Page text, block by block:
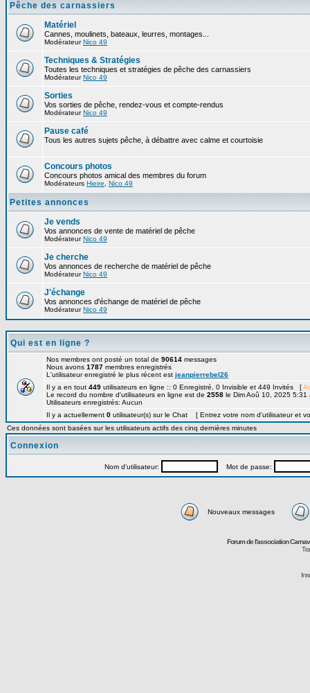
Pêche des carnassiers
Matériel
Cannes, moulinets, bateaux, leurres, montages...
ModérateurNico 49
Techniques & Stratégies
Toutes les techniques et stratégies de pêche des carnassiers
ModérateurNico 49
Sorties
Vos sorties de pêche, rendez-vous et compte-rendus
ModérateurNico 49
Pause café
Tous les autres sujets pêche, à débattre avec calme et courtoisie
Concours photos
Concours photos amical des membres du forum
Modérateurs Hieire Nico 49
Petites annonces
Je vends
Vos annonces de vente de matériel de pêche
ModérateurNico 49
Je cherche
Vos annonces de recherche de matériel de pêche
ModérateurNico 49
J'échange
Vos annonces d'échange de matériel de pêche
ModérateurNico 49
Qui est en ligne ?
Nos membres ont posté un total de 90614 messages
Nous avons 1787 membres enregistrés
L'utilisateur enregistré le plus récent est jeanpierrebel26
Il y a en tout 449 utilisateurs en ligne :: 0 Enregistré, 0 Invisible et 449 Invités [
Le record du nombre d'utilisateurs en ligne est de 2558 le Dim Aoû 10, 2025 5:31
Utilisateurs enregistrés: Aucun
Il y a actuellement 0 utilisateur(s) sur le Chat [ Entrez votre nom d'utilisateur et
Ces données sont basées sur les utilisateurs actifs des cinq dernières minutes
Connexion
Nom d'utilisateur: Mot de passe:
Nouveaux messages
Forum de l'association